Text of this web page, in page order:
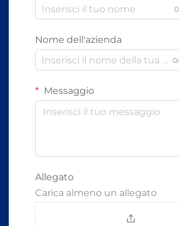
Nome dell'azienda
Messaggio
Allegato
Carica almeno un allegato